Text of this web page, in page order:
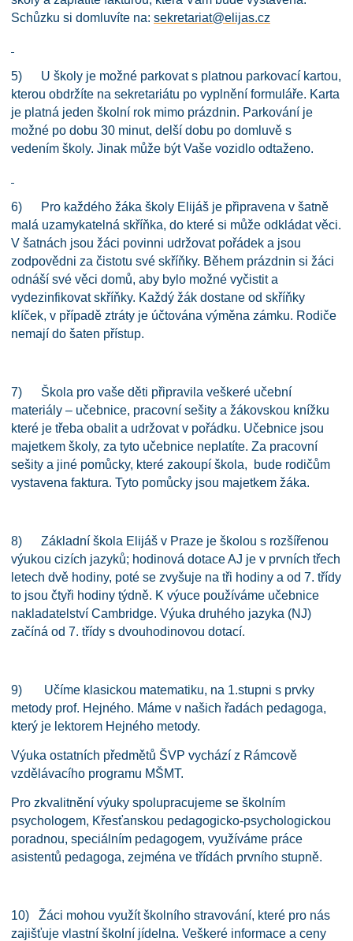
Schůzku si domluvíte na: sekretariat@elijas.cz
5) U školy je možné parkovat s platnou parkovací kartou,
kterou obdržíte na sekretariátu po vyplnění formuláře. Karta
je platná jeden školní rok mimo prázdnin. Parkování je
možné po dobu 30 minut, delší dobu po domluvě s
vedením školy. Jinak může být Vaše vozidlo odtaženo.
6) Pro každého žáka školy Elijáš je připravena v šatně
malá uzamykatelná skříňka, do které si může odkládat věci.
V šatnách jsou žáci povinni udržovat pořádek a jsou
zodpovědni za čistotu své skříňky. Během prázdnin si žáci
odnáší své věci domů, aby bylo možné vyčistit a
vydezinfikovat skříňky. Každý žák dostane od skříňky
klíček, v případě ztráty je účtována výměna zámku. Rodiče
nemají do šaten přístup.
7) Škola pro vaše děti připravila veškeré učební
materiály – učebnice, pracovní sešity a žákovskou knížku
které je třeba obalit a udržovat v pořádku. Učebnice jsou
majetkem školy, za tyto učebnice neplatíte. Za pracovní
sešity a jiné pomůcky, které zakoupí škola, bude rodičům
vystavena faktura. Tyto pomůcky jsou majetkem žáka.
8) Základní škola Elijáš v Praze je školou s rozšířenou
výukou cizích jazyků; hodinová dotace AJ je v prvních třech
letech dvě hodiny, poté se zvyšuje na tři hodiny a od 7. třídy
to jsou čtyři hodiny týdně. K výuce používáme učebnice
nakladatelství Cambridge. Výuka druhého jazyka (NJ)
začíná od 7. třídy s dvouhodinovou dotací.
9) Učíme klasickou matematiku, na 1.stupni s prvky
metody prof. Hejného. Máme v našich řadách pedagoga,
který je lektorem Hejného metody.
Výuka ostatních předmětů ŠVP vychází z Rámcově
vzdělávacího programu MŠMT.
Pro zkvalitnění výuky spolupracujeme se školním
psychologem, Křesťanskou pedagogicko-psychologickou
poradnou, speciálním pedagogem, využíváme práce
asistentů pedagoga, zejména ve třídách prvního stupně.
10) Žáci mohou využít školního stravování, které pro nás
zajišťuje vlastní školní jídelna. Veškeré informace a ceny